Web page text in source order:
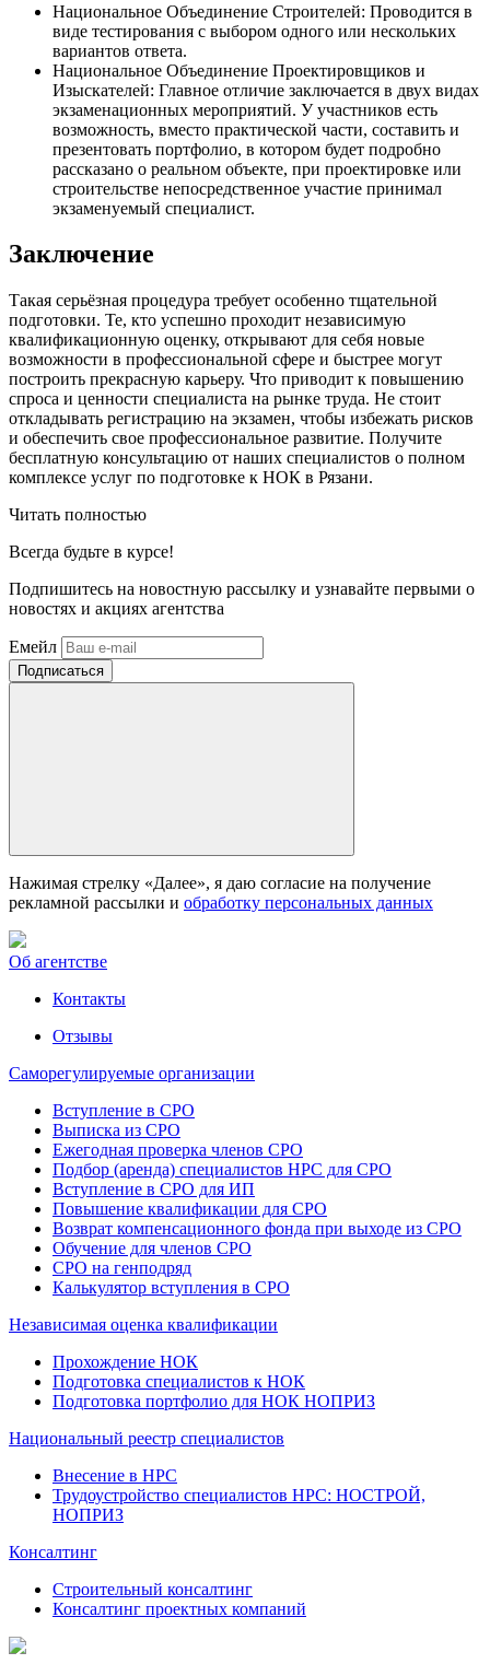
Национальное Объединение Строителей: Проводится в
виде тестирования с выбором одного или нескольких
вариантов ответа.
Национальное Объединение Проектировщиков и
Изыскателей: Главное отличие заключается в двух видах
экзаменационных мероприятий. У участников есть
возможность, вместо практической части, составить и
презентовать портфолио, в котором будет подробно
рассказано о реальном объекте, при проектировке или
строительстве непосредственное участие принимал
экзаменуемый специалист.
Заключение
Такая серьёзная процедура требует особенно тщательной
подготовки. Те, кто успешно проходит независимую
квалификационную оценку, открывают для себя новые
возможности в профессиональной сфере и быстрее могут
построить прекрасную карьеру. Что приводит к повышению
спроса и ценности специалиста на рынке труда. Не стоит
откладывать регистрацию на экзамен, чтобы избежать рисков
и обеспечить свое профессиональное развитие. Получите
бесплатную консультацию от наших специалистов о полном
комплексе услуг по подготовке к НОК в Рязани.
Читать полностью
Всегда будьте в курсе!
Подпишитесь на новостную рассылку и узнавайте первыми о
новостях и акциях агентства
Емейл
Нажимая стрелку «Далее», я даю согласие на получение
рекламной рассылки и обработку персональных данных
Об агентстве
Контакты
Отзывы
Саморегулируемые организации
Вступление в СРО
Выписка из СРО
Ежегодная проверка членов СРО
Подбор (аренда) специалистов НРС для СРО
Вступление в СРО для ИП
Повышение квалификации для СРО
Возврат компенсационного фонда при выходе из СРО
Обучение для членов СРО
СРО на генподряд
Калькулятор вступления в СРО
Независимая оценка квалификации
Прохождение НОК
Подготовка специалистов к НОК
Подготовка портфолио для НОК НОПРИЗ
Национальный реестр специалистов
Внесение в НРС
Трудоустройство специалистов НРС: НОСТРОЙ,
НОПРИЗ
Консалтинг
Строительный консалтинг
Консалтинг проектных компаний